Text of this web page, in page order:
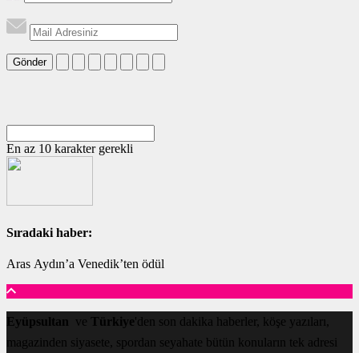
Gönder
En az 10 karakter gerekli
Sıradaki haber:
Aras Aydın’a Venedik’ten ödül
Eyüpsultan ve Türkiye'den son dakika haberler, köşe yazıları,
magazinden siyasete, spordan seyahate bütün konuların tek adresi